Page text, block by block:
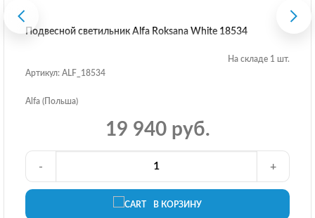
Подвесной светильник Alfa Roksana White 18534
На складе 1 шт.
Артикул: ALF_18534
Alfa (Польша)
19 940 руб.
В КОРЗИНУ
- +